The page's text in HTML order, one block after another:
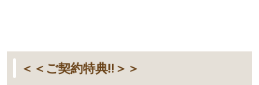
＜＜ご契約特典!!＞＞